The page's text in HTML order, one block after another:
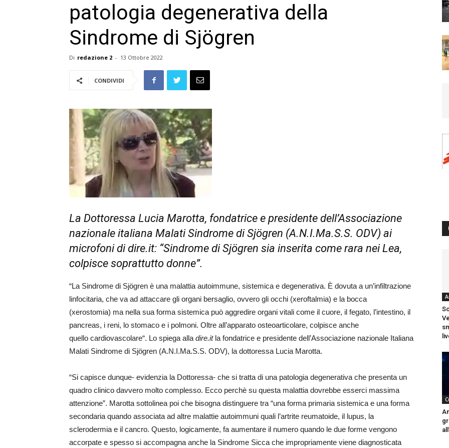
patologia degenerativa della
Sindrome di Sjögren
Di redazione 2 - 13 Ottobre 2022
CONDIVIDI
La Dottoressa Lucia Marotta, fondatrice e presidente dell’Associazione
nazionale italiana Malati Sindrome di Sjögren (A.N.I.Ma.S.S. ODV) ai
microfoni di dire.it: “Sindrome di Sjögren sia inserita come rara nei Lea,
colpisce soprattutto donne”.
“La Sindrome di Sjögren è una malattia autoimmune, sistemica e degenerativa. È dovuta a un’infiltrazione
linfocitaria, che va ad attaccare gli organi bersaglio, ovvero gli occhi (xeroftalmia) e la bocca
(xerostomia) ma nella sua forma sistemica può aggredire organi vitali come il cuore, il fegato, l’intestino, il
pancreas, i reni, lo stomaco e i polmoni. Oltre all’apparato osteoarticolare, colpisce anche
quello cardiovascolare“. Lo spiega alla dire.it la fondatrice e presidente dell’Associazione nazionale Italiana
Malati Sindrome di Sjögren (A.N.I.Ma.S.S. ODV), la dottoressa Lucia Marotta.
“Si capisce dunque- evidenzia la Dottoressa- che si tratta di una patologia degenerativa che presenta un
quadro clinico davvero molto complesso. Ecco perchè su questa malattia dovrebbe esserci massima
attenzione”. Marotta sottolinea poi che bisogna distinguere tra “una forma primaria sistemica e una forma
secondaria quando associata ad altre malattie autoimmuni quali l’artrite reumatoide, il lupus, la
sclerodermia e il cancro. Questo, logicamente, fa aumentare il numero quando le due forme vengono
accorpate e spesso si accompagna anche la Sindrome Sicca che impropriamente viene diagnosticata